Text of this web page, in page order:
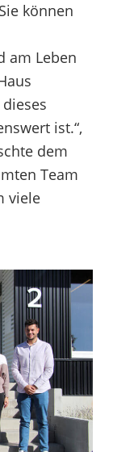
können
am Leben
ist.“,
dem
Team
viele